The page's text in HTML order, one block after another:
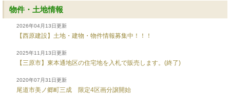
物件・土地情報
2026年04月13日更新
【西原建設】土地・建物・物件情報募集中！！！
2025年11月13日更新
【三原市】東本通地区の住宅地を入札で販売します。(終了)
2020年07月31日更新
尾道市美ノ郷町三成 限定4区画分譲開始